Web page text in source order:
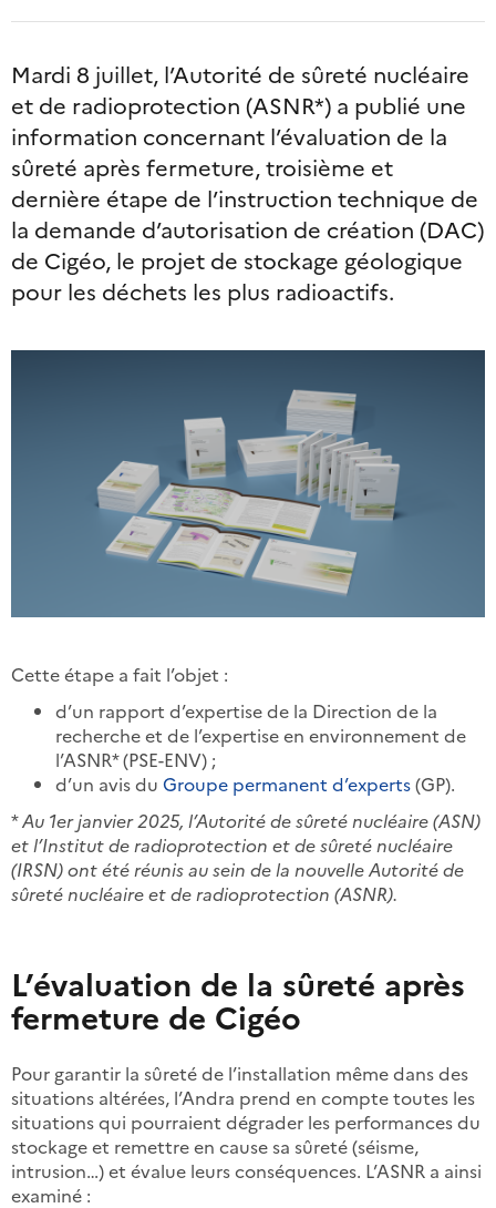
Mardi 8 juillet, l’Autorité de sûreté nucléaire
et de radioprotection (ASNR*) a publié une
information concernant l’évaluation de la
sûreté après fermeture, troisième et
dernière étape de l’instruction technique de
la demande d’autorisation de création (DAC)
de Cigéo, le projet de stockage géologique
pour les déchets les plus radioactifs.
Cette étape a fait l’objet :
d’un rapport d’expertise de la Direction de la
recherche et de l’expertise en environnement de
l’ASNR* (PSE-ENV) ;
d’un avis du Groupe permanent d’experts(GP).
*Au 1er janvier 2025, l’Autorité de sûreté nucléaire (ASN)
et l’Institut de radioprotection et de sûreté nucléaire
(IRSN) ont été réunis au sein de la nouvelle Autorité de
sûreté nucléaire et de radioprotection (ASNR).
L’évaluation de la sûreté après
fermeture de Cigéo
Pour garantir la sûreté de l’installation même dans des
situations altérées, l’Andra prend en compte toutes les
situations qui pourraient dégrader les performances du
stockage et remettre en cause sa sûreté (séisme,
intrusion…) et évalue leurs conséquences. L’ASNR a ainsi
examiné :